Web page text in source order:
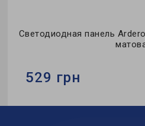
Светодиодная панель
529 грн